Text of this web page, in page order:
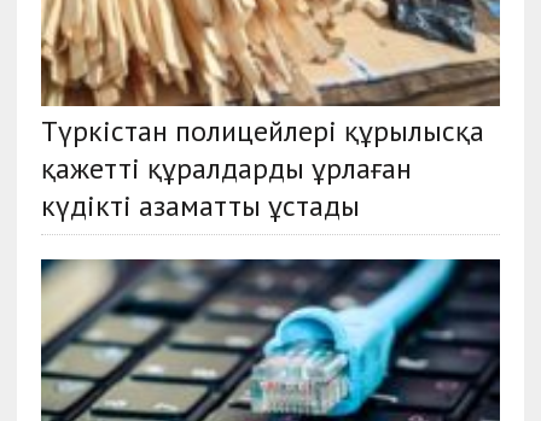
Түркістан полицейлері құрылысқа
қажетті құралдарды ұрлаған
күдікті азаматты ұстады